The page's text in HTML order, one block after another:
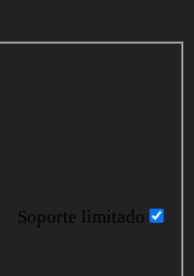
Soporte limitado